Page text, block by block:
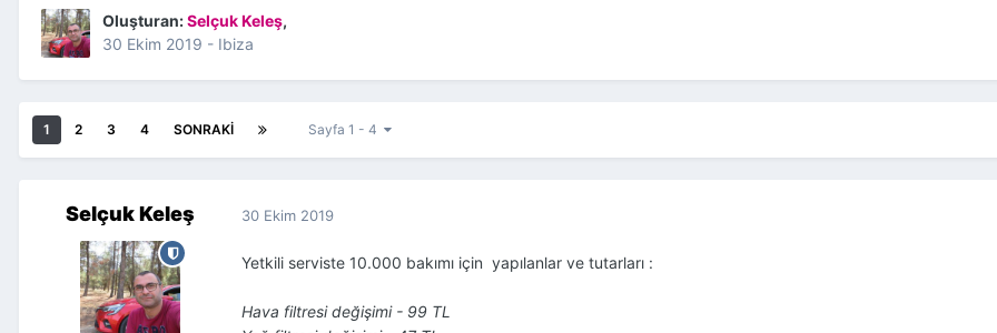
Oluşturan:Selçuk Keleş,
30 Ekim 2019 - Ibiza
1 2 3 4 SONRAKI Sayfa 1 - 4
Selçuk Keleş 30 Ekim 2019
Yetkili serviste 10.000 bakımı için yapılanlar ve tutarları :
Hava filtresi değişimi - 99 TL